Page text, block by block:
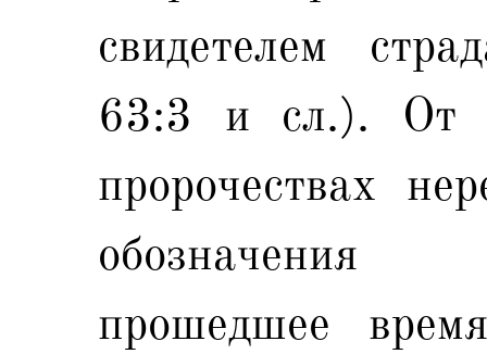
свидетелем
63:3 и сл.). От
пророчествах
обозначения
прошедшее